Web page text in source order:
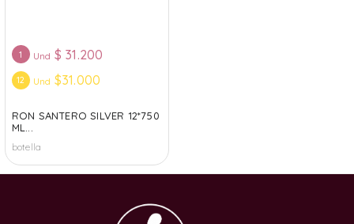
1 Und $ 31.200
12 Und $31.000
RON SANTERO SILVER 12*750
ML...
botella